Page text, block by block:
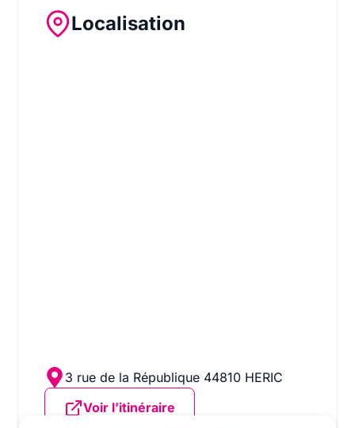
Localisation
3 rue de la République 44810 HERIC
Voir l’itinéraire